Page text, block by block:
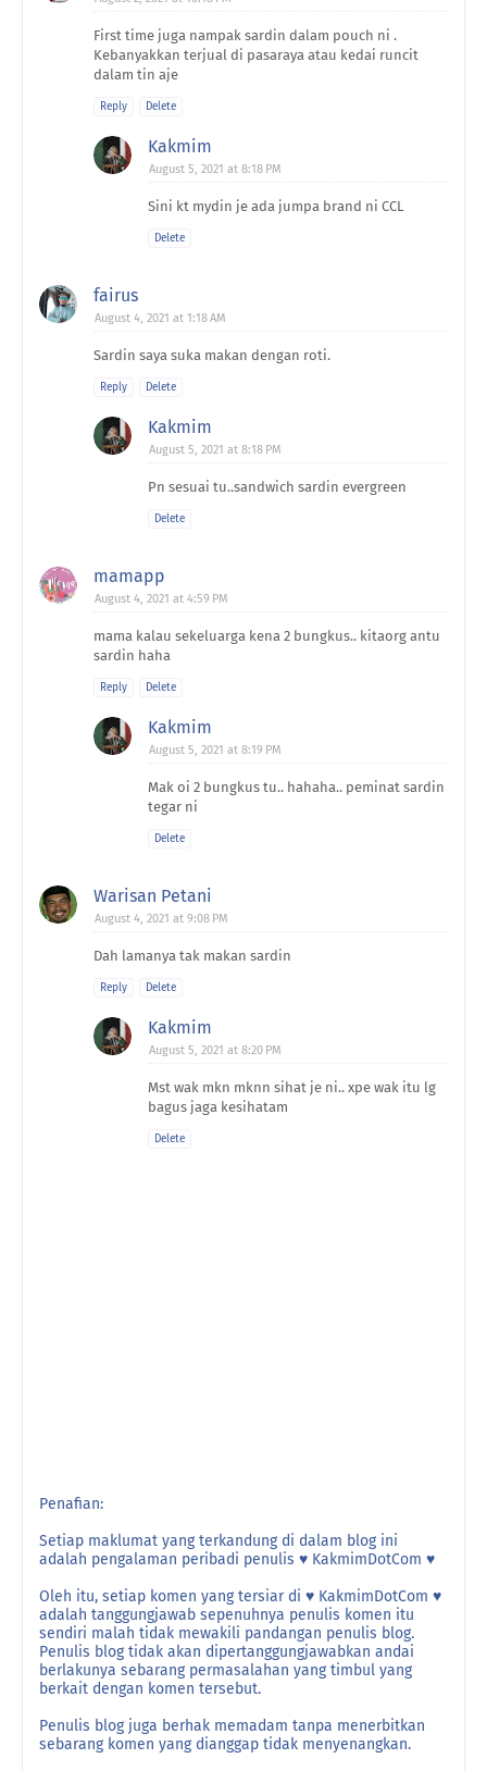
First time juga nampak sardin dalam pouch ni .
Kebanyakkan terjual di pasaraya atau kedai runcit
dalam tin aje
Reply Delete
Kakmim
August 5, 2021 at 8:18 PM
Sini kt mydin je ada jumpa brand ni CCL
Delete
fairus
August 4, 2021 at 1:18 AM
Sardin saya suka makan dengan roti.
Reply Delete
Kakmim
August 5, 2021 at 8:18 PM
Pn sesuai tu..sandwich sardin evergreen
Delete
mamapp
August 4, 2021 at 4:59 PM
mama kalau sekeluarga kena 2 bungkus.. kitaorg antu
sardin haha
Reply Delete
Kakmim
August 5, 2021 at 8:19 PM
Mak oi 2 bungkus tu.. hahaha.. peminat sardin
tegar ni
Delete
Warisan Petani
August 4, 2021 at 9:08 PM
Dah lamanya tak makan sardin
Reply Delete
Kakmim
August 5, 2021 at 8:20 PM
Mst wak mkn mknn sihat je ni.. xpe wak itu lg
bagus jaga kesihatam
Delete
Penafian:
Setiap maklumat yang terkandung di dalam blog ini
adalah pengalaman peribadi penulis ♥ KakmimDotCom ♥
Oleh itu, setiap komen yang tersiar di ♥ KakmimDotCom ♥
adalah tanggungjawab sepenuhnya penulis komen itu
sendiri malah tidak mewakili pandangan penulis blog.
Penulis blog tidak akan dipertanggungjawabkan andai
berlakunya sebarang permasalahan yang timbul yang
berkait dengan komen tersebut.
Penulis blog juga berhak memadam tanpa menerbitkan
sebarang komen yang dianggap tidak menyenangkan.